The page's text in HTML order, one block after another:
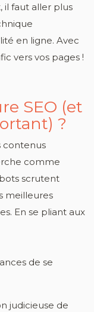
il faut aller plus
en ligne. Avec
vers vos pages !
SEO (et
?
contenus
comme
scrutent
meilleures
En se pliant aux
de se
judicieuse de